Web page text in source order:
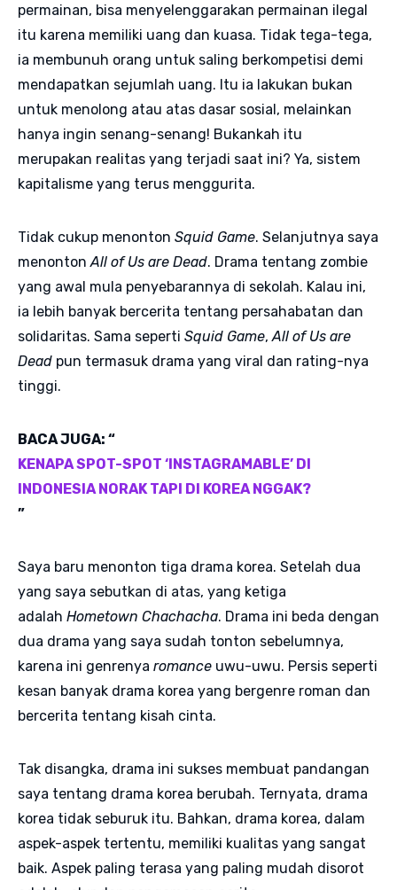
permainan, bisa menyelenggarakan permainan ilegal
itu karena memiliki uang dan kuasa. Tidak tega-tega,
ia membunuh orang untuk saling berkompetisi demi
mendapatkan sejumlah uang. Itu ia lakukan bukan
untuk menolong atau atas dasar sosial, melainkan
hanya ingin senang-senang! Bukankah itu
merupakan realitas yang terjadi saat ini? Ya, sistem
kapitalisme yang terus menggurita.
Tidak cukup menonton Squid Game. Selanjutnya saya
menontonAll of Us are Dead. Drama tentang zombie
yang awal mula penyebarannya di sekolah. Kalau ini,
ia lebih banyak bercerita tentang persahabatan dan
solidaritas. Sama seperti Squid Game,All of Us are
Dead pun termasuk drama yang viral dan rating-nya
tinggi.
BACA JUGA: “
KENAPA SPOT-SPOT ‘INSTAGRAMABLE’ DI
INDONESIA NORAK TAPI DI KOREA NGGAK?
”
Saya baru menonton tiga drama korea. Setelah dua
yang saya sebutkan di atas, yang ketiga
adalah Hometown Chachacha. Drama ini beda dengan
dua drama yang saya sudah tonton sebelumnya,
karena ini genrenya romance uwu-uwu. Persis seperti
kesan banyak drama korea yang bergenre roman dan
bercerita tentang kisah cinta.
Tak disangka, drama ini sukses membuat pandangan
saya tentang drama korea berubah. Ternyata, drama
korea tidak seburuk itu. Bahkan, drama korea, dalam
aspek-aspek tertentu, memiliki kualitas yang sangat
baik. Aspek paling terasa yang paling mudah disorot